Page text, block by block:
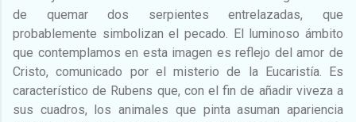
de quemar dos serpientes entrelazadas, que
probablemente simbolizan el pecado. El luminoso ámbito
que contemplamos en esta imagen es reflejo del amor de
Cristo, comunicado por el misterio de la Eucaristía. Es
característico de Rubens que, con el fin de añadir viveza a
sus cuadros, los animales que pinta asuman apariencia